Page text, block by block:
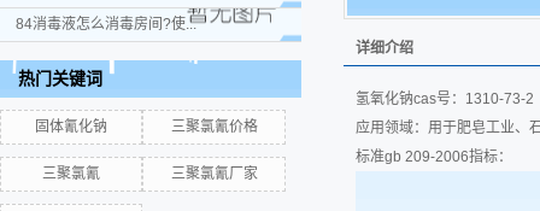
84消毒液怎么消毒房间?使...
热门关键词
固体氰化钠 三聚氯氰价格
三聚氯氰 三聚氯氰厂家
详细介绍
氢氧化钠cas号：1310-
应用领域：用于肥皂工业、
标准gb 209-2006指标：